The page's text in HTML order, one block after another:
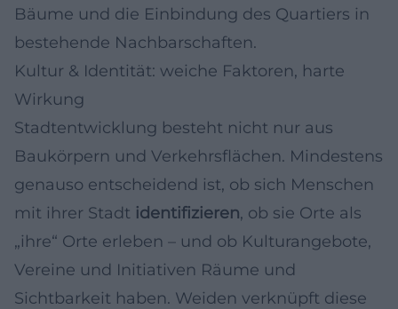
Bäume und die Einbindung des Quartiers in
bestehende Nachbarschaften.
Kultur & Identität: weiche Faktoren, harte
Wirkung
Stadtentwicklung besteht nicht nur aus
Baukörpern und Verkehrsflächen. Mindestens
genauso entscheidend ist, ob sich Menschen
mit ihrer Stadt identifizieren, ob sie Orte als
„ihre“ Orte erleben – und ob Kulturangebote,
Vereine und Initiativen Räume und
Sichtbarkeit haben. Weiden verknüpft diese